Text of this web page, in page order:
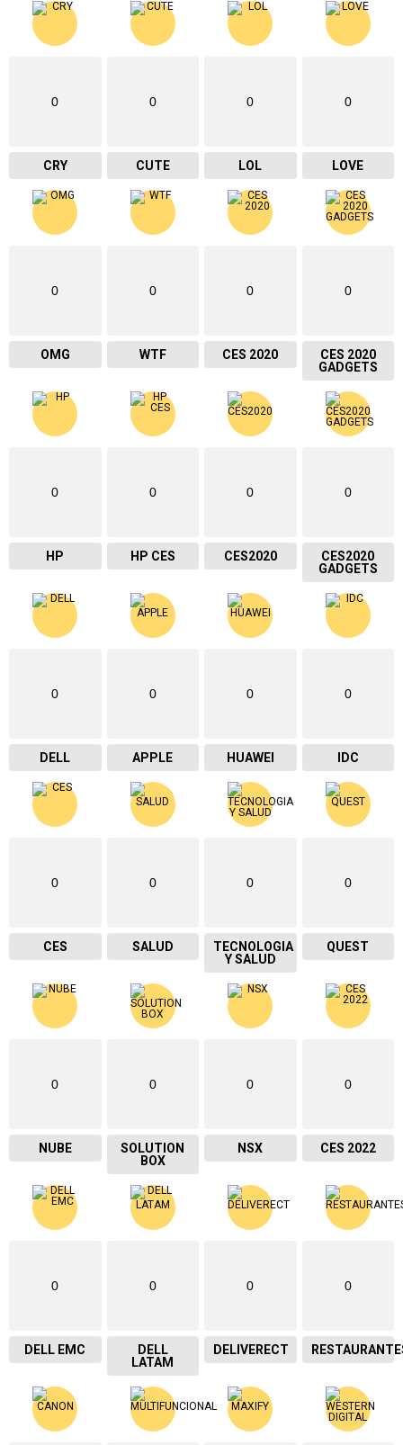
0
CRY
0
CUTE
0
LOL
0
LOVE
0
OMG
0
WTF
0
CES 2020
0
CES 2020
GADGETS
0
HP
0
HP CES
0
CES2020
0
CES2020
GADGETS
0
DELL
0
APPLE
0
HUAWEI
0
IDC
0
CES
0
SALUD
0
TECNOLOGIA
Y SALUD
0
QUEST
0
NUBE
0
SOLUTION
BOX
0
NSX
0
CES 2022
0
DELL EMC
0
DELL
LATAM
0
DELIVERECT
0